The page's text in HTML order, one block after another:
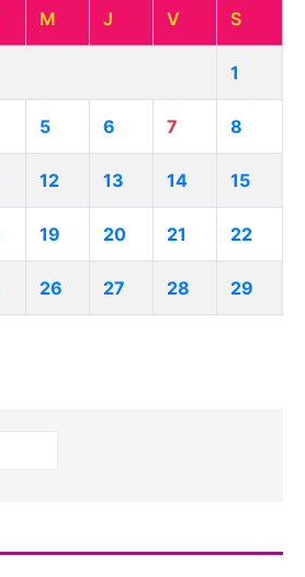
M J V S
1
5 6 7 8
12 13 14 15
19 20 21 22
26 27 28 29